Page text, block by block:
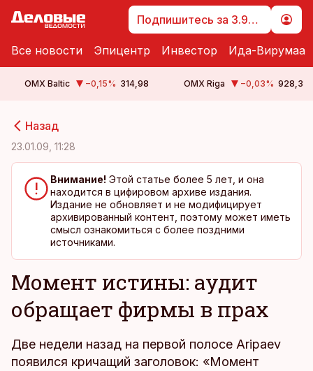
Подпишитесь за 3.99 €
Все новости Эпицентр Инвестор Ида-Вирумаа
OMX Baltic −0,15% 314,98 OMX Riga −0,03% 928,3
Назад
23.01.09, 11:28
Внимание! Этой статье более 5 лет, и она
находится в цифировом архиве издания.
Издание не обновляет и не модифицирует
архивированный контент, поэтому может иметь
смысл ознакомиться с более поздними
источниками.
Момент истины: аудит
обращает фирмы в прах
Две недели назад на первой полосе Aripaev
появился кричащий заголовок: «Момент